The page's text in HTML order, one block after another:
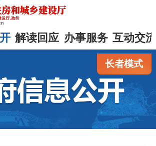
解读回应 办事服务 互动交
长者模式